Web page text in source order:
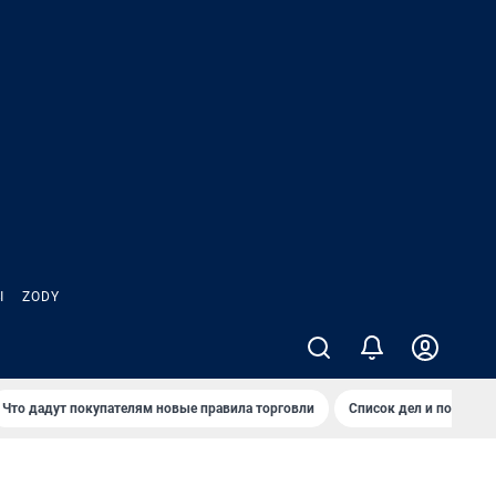
ZODY
Что дадут покупателям новые правила торговли Список дел и покупок